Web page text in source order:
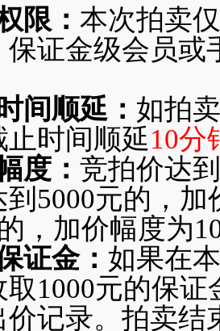
限： 本次拍卖
保证金级会员或
间顺延： 如拍
时间顺延10分
度： 竞拍价达
5000元的，
，加价幅度为
证金： 如果在
1000元的保
价记录。拍卖